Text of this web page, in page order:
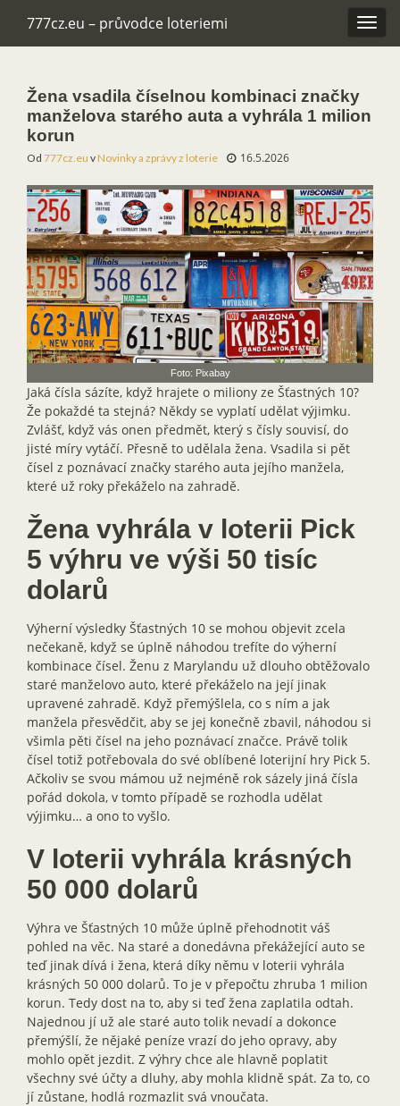
777cz.eu – průvodce loteriemi
Žena vsadila číselnou kombinaci značky
manželova starého auta a vyhrála 1 milion
korun
Od 777cz.eu vNovinky a zprávy z loterie 16.5.2026
Foto: Pixabay
Jaká čísla sázíte, když hrajete o miliony ze Šťastných 10?
Že pokaždé ta stejná? Někdy se vyplatí udělat výjimku.
Zvlášť, když vás onen předmět, který s čísly souvisí, do
jisté míry vytáčí. Přesně to udělala žena. Vsadila si pět
čísel z poznávací značky starého auta jejího manžela,
které už roky překáželo na zahradě.
Žena vyhrála v loterii Pick
5 výhru ve výši 50 tisíc
dolarů
Výherní výsledky Šťastných 10 se mohou objevit zcela
nečekaně, když se úplně náhodou trefíte do výherní
kombinace čísel. Ženu z Marylandu už dlouho obtěžovalo
staré manželovo auto, které překáželo na její jinak
upravené zahradě. Když přemýšlela, co s ním a jak
manžela přesvědčit, aby se jej konečně zbavil, náhodou si
všimla pěti čísel na jeho poznávací značce. Právě tolik
čísel totiž potřebovala do své oblíbené loterijní hry Pick 5.
Ačkoliv se svou mámou už nejméně rok sázely jiná čísla
pořád dokola, v tomto případě se rozhodla udělat
výjimku… a ono to vyšlo.
V loterii vyhrála krásných
50 000 dolarů
Výhra ve Šťastných 10 může úplně přehodnotit váš
pohled na věc. Na staré a donedávna překážející auto se
teď jinak dívá i žena, která díky němu v loterii vyhrála
krásných 50 000 dolarů. To je v přepočtu zhruba 1 milion
korun. Tedy dost na to, aby si teď žena zaplatila odtah.
Najednou jí už ale staré auto tolik nevadí a dokonce
přemýšlí, že nějaké peníze vrazí do jeho opravy, aby
mohlo opět jezdit. Z výhry chce ale hlavně poplatit
všechny své účty a dluhy, aby mohla klidně spát. Za to, co
jí zůstane, hodlá rozmazlit svá vnoučata.